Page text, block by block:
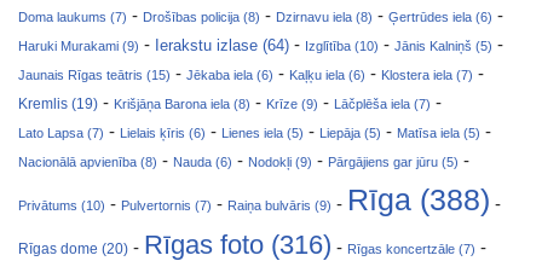
Doma laukums (7) - Drošības policija (8) - Dzirnavu iela (8) - Ģertrūdes iela (6) -
Haruki Murakami (9) - Ierakstu izlase (64) - Izglītība (10) - Jānis Kalniņš (5) -
Jaunais Rīgas teātris (15) - Jēkaba iela (6) - Kaļķu iela (6) - Klostera iela (7) -
Kremlis (19) - Krišjāņa Barona iela (8) - Krīze (9) - Lāčplēša iela (7) -
Lato Lapsa (7) - Lielais ķīris (6) - Lienes iela (5) - Liepāja (5) - Matīsa iela (5) -
Nacionālā apvienība (8) - Nauda (6) - Nodokļi (9) - Pārgājiens gar jūru (5) -
Privātums (10) - Pulvertornis (7) - Raiņa bulvāris (9) - Rīga (388) -
Rīgas dome (20) - Rīgas foto (316) - Rīgas koncertzāle (7) -